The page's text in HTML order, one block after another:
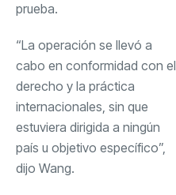
prueba.
“La operación se llevó a
cabo en conformidad con el
derecho y la práctica
internacionales, sin que
estuviera dirigida a ningún
país u objetivo específico”,
dijo Wang.